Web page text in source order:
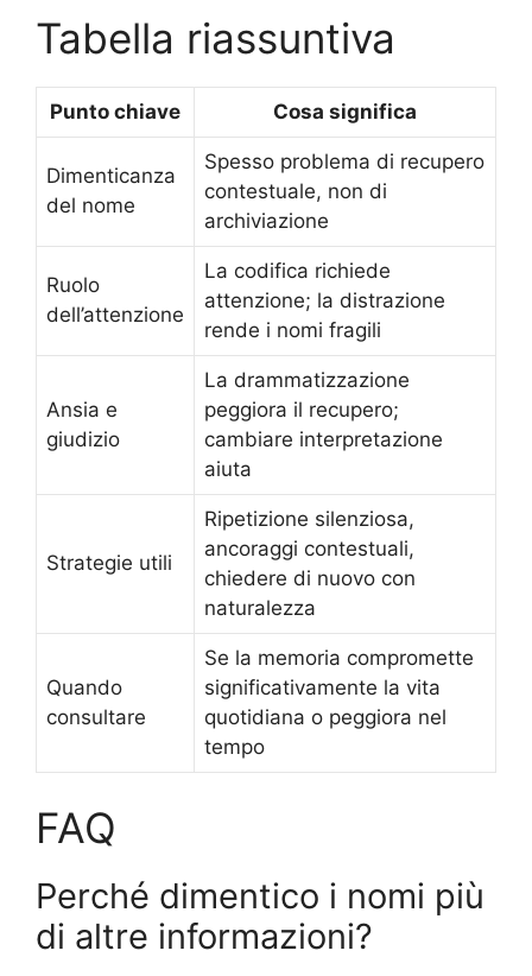
Tabella riassuntiva
Punto chiave Cosa significa
Dimenticanza
del nome
Spesso problema di recupero
contestuale, non di
archiviazione
Ruolo
dell’attenzione
La codifica richiede
attenzione; la distrazione
rende i nomi fragili
Ansia e
giudizio
La drammatizzazione
peggiora il recupero;
cambiare interpretazione
aiuta
Strategie utili
Ripetizione silenziosa,
ancoraggi contestuali,
chiedere di nuovo con
naturalezza
Quando
consultare
Se la memoria compromette
significativamente la vita
quotidiana o peggiora nel
tempo
FAQ
Perché dimentico i nomi più
di altre informazioni?